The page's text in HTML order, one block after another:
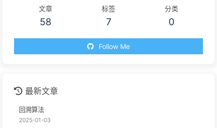
文章
58
标签
7
分类
0
Follow Me
最新文章
回溯算法
2025-01-03